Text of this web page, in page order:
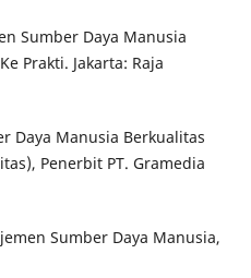
Sumber Daya Manusia
Prakti. Jakarta: Raja
Daya Manusia Berkualitas
Penerbit PT. Gramedia
Sumber Daya Manusia,